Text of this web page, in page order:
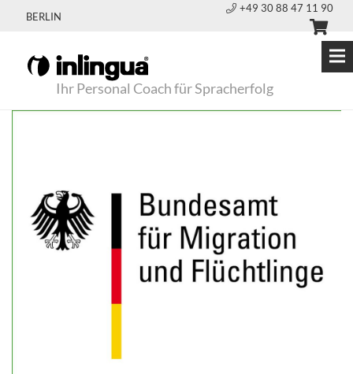
BERLIN
+49 30 88 47 11 90
Ihr Personal Coach für Spracherfolg